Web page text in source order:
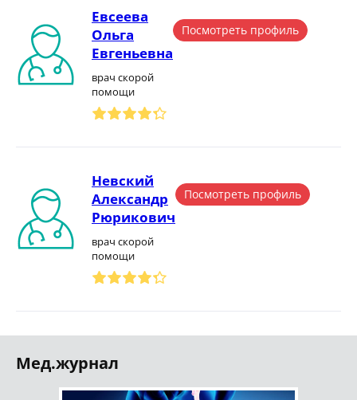
Евсеева
Ольга
Евгеньевна
врач скорой
помощи
Посмотреть профиль
Невский
Александр
Рюрикович
врач скорой
помощи
Посмотреть профиль
Мед.журнал